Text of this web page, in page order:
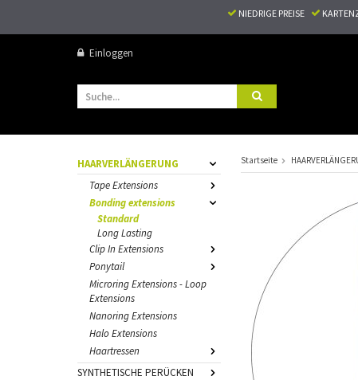
NIEDRIGE PREISE
Einloggen
HAARVERLÄNGERUNG
Tape Extensions
Bonding extensions
Standard
Long Lasting
Clip In Extensions
Ponytail
Microring Extensions - Loop
Extensions
Nanoring Extensions
Halo Extensions
Haartressen
SYNTHETISCHE PERÜCKEN
Startseite